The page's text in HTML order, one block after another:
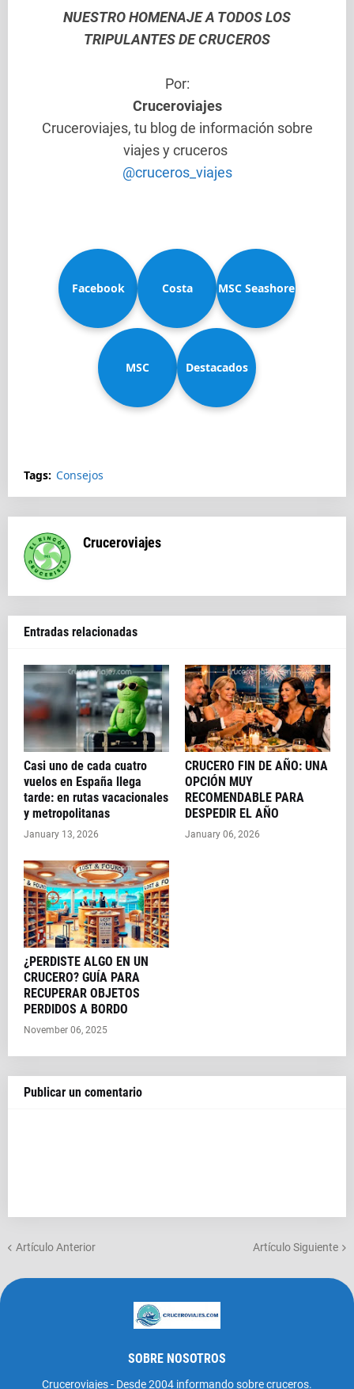
NUESTRO HOMENAJE A TODOS LOS
TRIPULANTES DE CRUCEROS
Por:
Cruceroviajes
Cruceroviajes, tu blog de información sobre
viajes y cruceros
@cruceros_viajes
Facebook Costa
Diadema
MSC Seashore
MSC Destacados
Tags: Consejos
Cruceroviajes
Entradas relacionadas
Casi uno de cada cuatro
vuelos en España llega
tarde: en rutas vacacionales
y metropolitanas
January 13, 2026
CRUCERO FIN DE AÑO: UNA
OPCIÓN MUY
RECOMENDABLE PARA
DESPEDIR EL AÑO
January 06, 2026
¿PERDISTE ALGO EN UN
CRUCERO? GUÍA PARA
RECUPERAR OBJETOS
PERDIDOS A BORDO
November 06, 2025
Publicar un comentario
Artículo Anterior Artículo Siguiente
SOBRE NOSOTROS
Cruceroviajes - Desde 2004 informando sobre cruceros.